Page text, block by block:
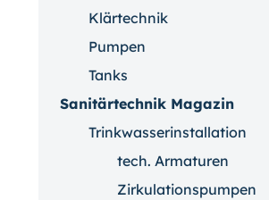
Klärtechnik
Pumpen
Tanks
Sanitärtechnik Magazin
Trinkwasserinstallation
tech. Armaturen
Zirkulationspumpen